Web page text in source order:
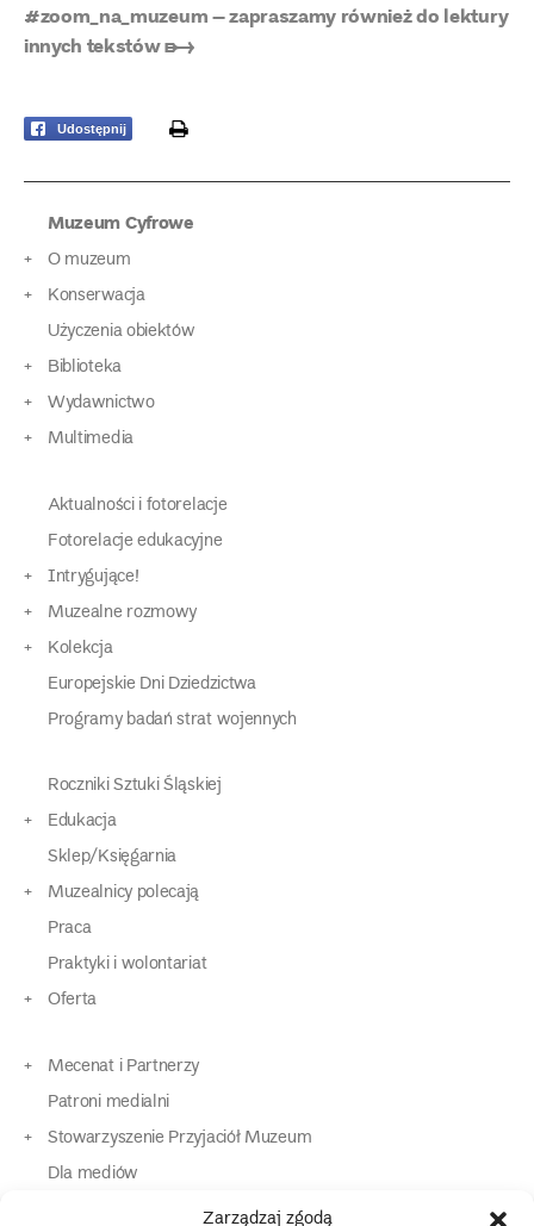
Zarządzaj zgodą
#zoom_na_muzeum – zapraszamy również do lektury
innych tekstów ➸
Udostępnij print
Muzeum Cyfrowe
O muzeum
Konserwacja
Użyczenia obiektów
Biblioteka
Wydawnictwo
Multimedia
Aktualności i fotorelacje
Fotorelacje edukacyjne
Intrygujące!
Muzealne rozmowy
Kolekcja
Europejskie Dni Dziedzictwa
Programy badań strat wojennych
Roczniki Sztuki Śląskiej
Edukacja
Sklep/Księgarnia
Muzealnicy polecają
Praca
Praktyki i wolontariat
Oferta
Mecenat i Partnerzy
Patroni medialni
Stowarzyszenie Przyjaciół Muzeum
Dla mediów
Dla osób o specjalnych potrzebach